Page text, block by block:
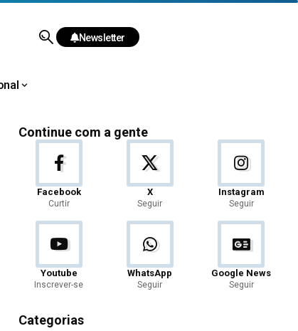
Newsletter
Continue com a gente
Facebook
Curtir
X
Seguir
Instagram
Seguir
Youtube
Inscrever-se
WhatsApp
Seguir
Google News
Seguir
Categorias